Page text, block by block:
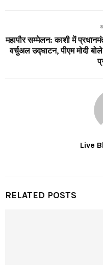
महापौर सम्मेलन: काशी में
वर्चुअल उद्घाटन, पीएम मोदी
Live
RELATED POSTS